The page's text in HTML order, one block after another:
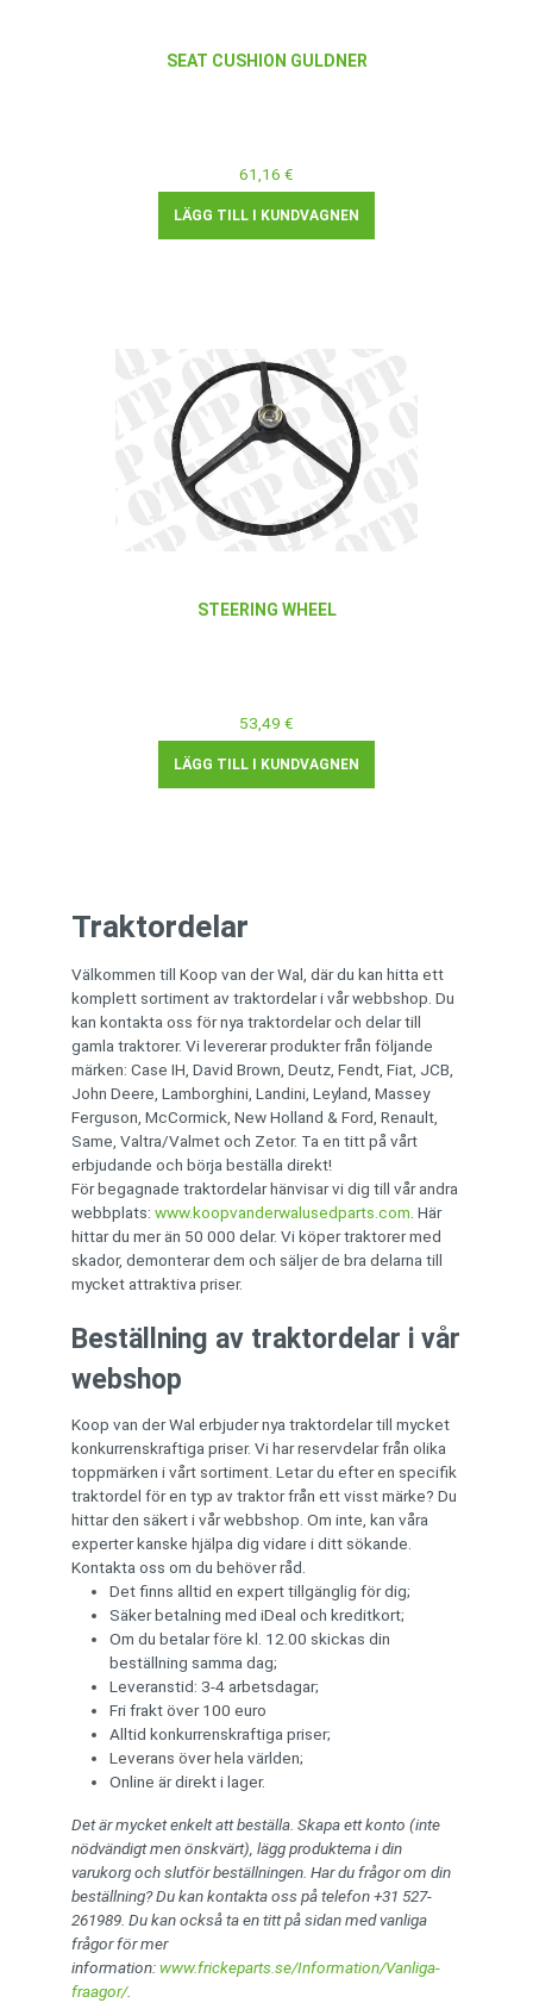
SEAT CUSHION GULDNER
61,16 €
LÄGG TILL I KUNDVAGNEN
STEERING WHEEL
53,49 €
LÄGG TILL I KUNDVAGNEN
Traktordelar
Välkommen till Koop van der Wal, där du kan hitta ett
komplett sortiment av traktordelar i vår webbshop. Du
kan kontakta oss för nya traktordelar och delar till
gamla traktorer. Vi levererar produkter från följande
märken: Case IH, David Brown, Deutz, Fendt, Fiat, JCB,
John Deere, Lamborghini, Landini, Leyland, Massey
Ferguson, McCormick, New Holland & Ford, Renault,
Same, Valtra/Valmet och Zetor. Ta en titt på vårt
erbjudande och börja beställa direkt!
För begagnade traktordelar hänvisar vi dig till vår andra
webbplats: www.koopvanderwalusedparts.com . Här
hittar du mer än 50 000 delar. Vi köper traktorer med
skador, demonterar dem och säljer de bra delarna till
mycket attraktiva priser.
Beställning av traktordelar i vår
webshop
Koop van der Wal erbjuder nya traktordelar till mycket
konkurrenskraftiga priser. Vi har reservdelar från olika
toppmärken i vårt sortiment. Letar du efter en specifik
traktordel för en typ av traktor från ett visst märke? Du
hittar den säkert i vår webbshop. Om inte, kan våra
experter kanske hjälpa dig vidare i ditt sökande.
Kontakta oss om du behöver råd.
Det finns alltid en expert tillgänglig för dig;
Säker betalning med iDeal och kreditkort;
Om du betalar före kl. 12.00 skickas din
beställning samma dag;
Leveranstid: 3-4 arbetsdagar;
Fri frakt över 100 euro
Alltid konkurrenskraftiga priser;
Leverans över hela världen;
Online är direkt i lager.
Det är mycket enkelt att beställa. Skapa ett konto (inte
nödvändigt men önskvärt), lägg produkterna i din
varukorg och slutför beställningen. Har du frågor om din
beställning? Du kan kontakta oss på telefon +31 527-
261989. Du kan också ta en titt på sidan med vanliga
frågor för mer
information: www.frickeparts.se/Information/Vanliga-
fraagor/.